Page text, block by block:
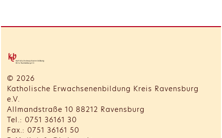
© 2026
Katholische Erwachsenenbildung Kreis Ravensburg
e.V.
Allmandstraße 10 88212 Ravensburg
Tel.: 0751 36161 30
Fax.: 0751 36161 50